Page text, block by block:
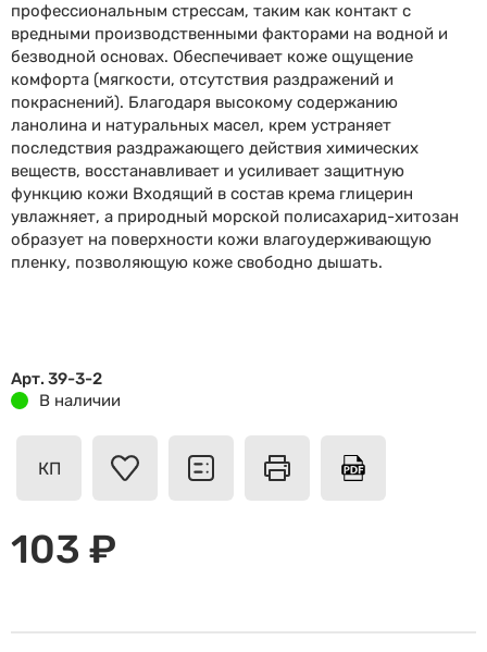
профессиональным стрессам, таким как контакт с
вредными производственными факторами на водной и
безводной основах. Обеспечивает коже ощущение
комфорта (мягкости, отсутствия раздражений и
покраснений). Благодаря высокому содержанию
ланолина и натуральных масел, крем устраняет
последствия раздражающего действия химических
веществ, восстанавливает и усиливает защитную
функцию кожи Входящий в состав крема глицерин
увлажняет, а природный морской полисахарид-хитозан
образует на поверхности кожи влагоудерживающую
пленку, позволяющую коже свободно дышать.
Арт. 39-3-2
В наличии
КП
103 ₽